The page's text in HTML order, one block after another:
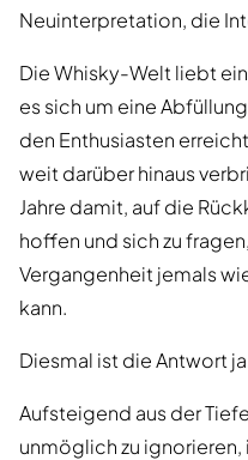
Neuinterpretation, die
Die Whisky-Welt liebt
es sich um eine
den Enthusiasten
weit darüber hinaus
Jahre damit, auf die
hoffen und sich zu
Vergangenheit jemals
kann.
Diesmal ist die Antwort
Aufsteigend aus der
unmöglich zu